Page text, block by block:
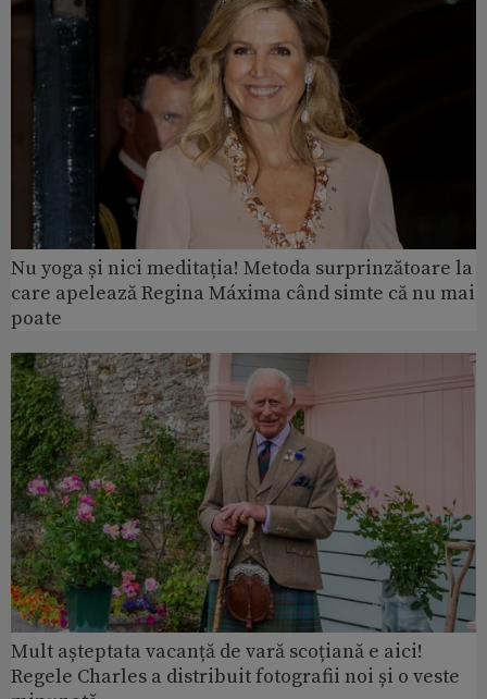
Nu yoga și nici meditația! Metoda surprinzătoare la
care apelează Regina Máxima când simte că nu mai
poate
Mult așteptata vacanță de vară scoțiană e aici!
Regele Charles a distribuit fotografii noi și o veste